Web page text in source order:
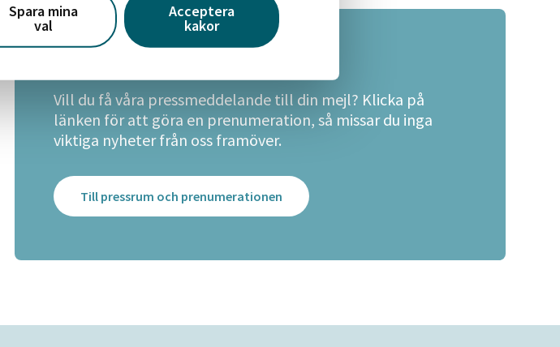
Spara mina
val
Acceptera
kakor
Vill du få våra pressmeddelande till din mejl? Klicka på
länken för att göra en prenumeration, så missar du inga
viktiga nyheter från oss framöver.
Till pressrum och prenumerationen